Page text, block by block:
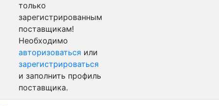
только
зарегистрированным
поставщикам!
Необходимо
авторизоваться или
зарегистрироваться
и заполнить профиль
поставщика.